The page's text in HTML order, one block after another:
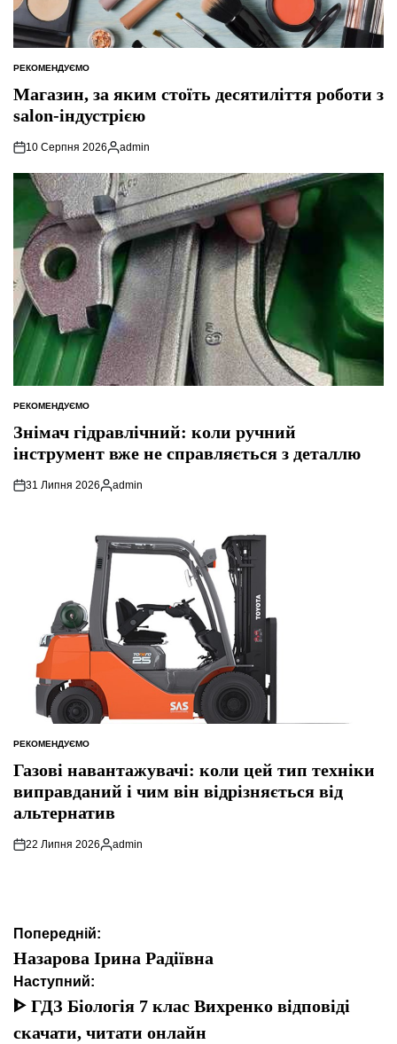
ОПУБЛІКУВАТИ
У
РЕКОМЕНДУЄМО
Магазин, за яким стоїть десятиліття роботи з
salon-індустрією
10 Серпня 2026
Опубліковано
admin
ОПУБЛІКУВАТИ
У
РЕКОМЕНДУЄМО
Знімач гідравлічний: коли ручний
інструмент вже не справляється з деталлю
31 Липня 2026
Опубліковано
admin
ОПУБЛІКУВАТИ
У
РЕКОМЕНДУЄМО
Газові навантажувачі: коли цей тип техніки
виправданий і чим він відрізняється від
альтернатив
22 Липня 2026
Опубліковано
admin
Навігація
записів
Попередній:
Назарова Ірина Радіївна
Наступний:
ᐈ ГДЗ Біологія 7 клас Вихренко відповіді
скачати, читати онлайн